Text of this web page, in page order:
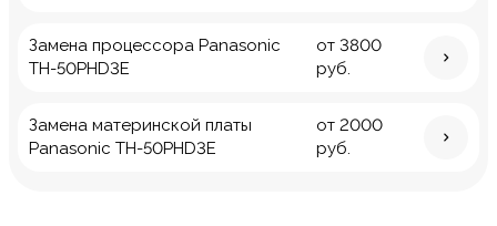
Замена процессора Panasonic
TH-50PHD3E
от 3800
руб.
Замена материнской платы
Panasonic TH-50PHD3E
от 2000
руб.